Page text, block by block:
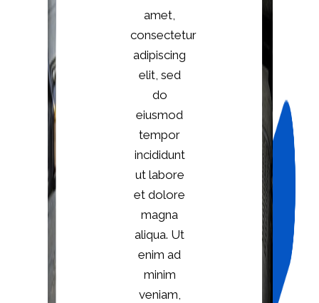
amet,
consectetur
adipiscing
elit, sed
do
eiusmod
tempor
incididunt
ut labore
et dolore
magna
aliqua. Ut
enim ad
minim
veniam,